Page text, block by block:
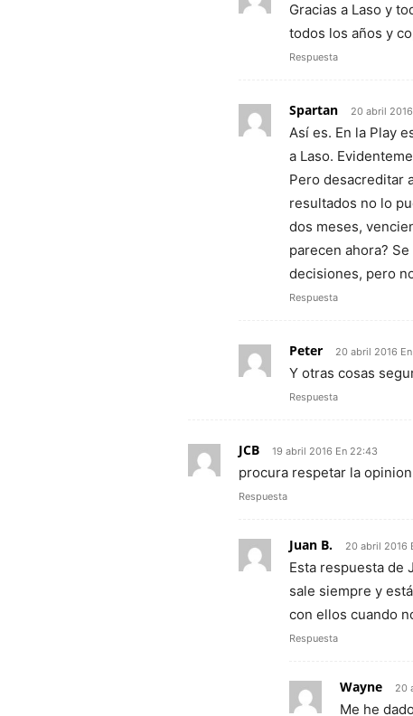
Gracias a Laso y
todos los años y
Respuesta
Spartan 20 abril
Así es. En la Play
a Laso.
Pero desacreditar
resultados no lo
dos meses,
parecen ahora?
decisiones, pero
Respuesta
Peter 20 abril 2016
Y otras cosas
Respuesta
JCB 19 abril 2016 En 22:43
procura respetar la
Respuesta
Juan B. 20 abril 2016
Esta respuesta de
sale siempre y
con ellos cuando
Respuesta
Wayne 20
Me he